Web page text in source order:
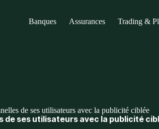
Banques Assurances Trading &
de ses utilisateurs avec la publicité ciblée
de ses utilisateurs avec la publicité